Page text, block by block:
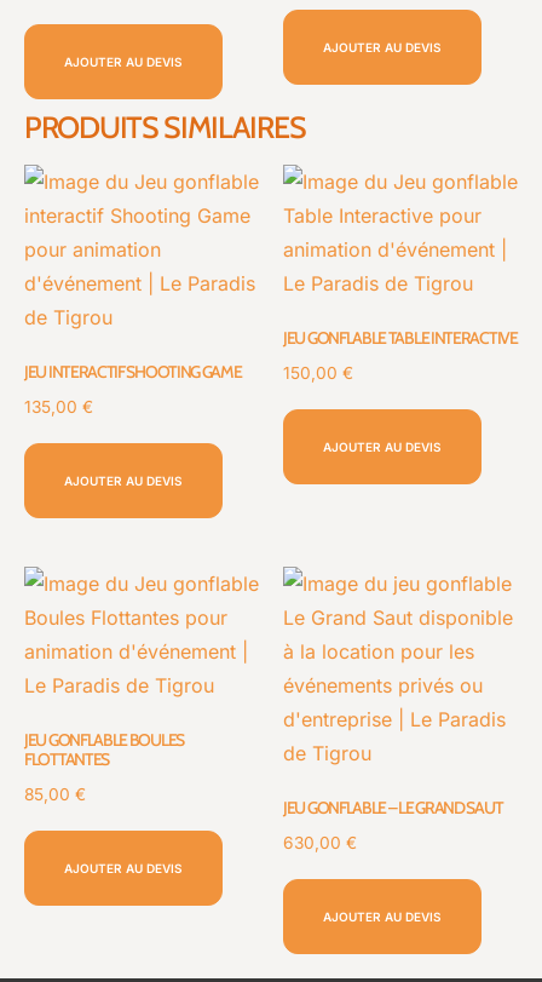
AJOUTER AU DEVIS
AJOUTER AU DEVIS
PRODUITS SIMILAIRES
JEU INTERACTIF SHOOTING GAME
135,00 €
AJOUTER AU DEVIS
JEU GONFLABLE TABLE INTERACTIVE
150,00 €
AJOUTER AU DEVIS
JEU GONFLABLE BOULES
FLOTTANTES
85,00 €
AJOUTER AU DEVIS
JEU GONFLABLE – LE GRAND SAUT
630,00 €
AJOUTER AU DEVIS